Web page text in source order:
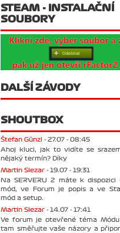
STEAM - INSTALAČNÍ
SOUBORY
DALŠÍ ZÁVODY
SHOUTBOX
Štefan Günzl - 27.07 - 08:45
Ahoj kluci, jak to vidíte se
nějaký termín? Díky
Martin Slezar - 19.07 - 19:31
Na SERVERU 2 máte k dispozici
mód, ve Forum je popis a ve
mód a setup.
Martin Slezar - 14.07 - 17:41
Ve forum je otevřené téma
tam směřujte vaše názory a